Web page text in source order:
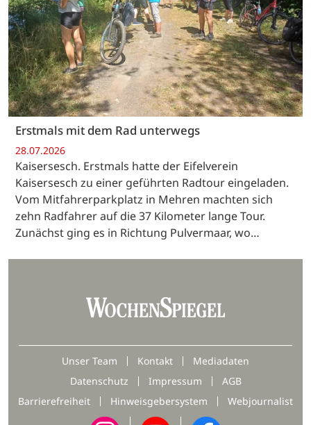
Erstmals mit dem Rad unterwegs
28.07.2026
Kaisersesch. Erstmals hatte der Eifelverein
Kaisersesch zu einer geführten Radtour eingeladen.
Vom Mitfahrerparkplatz in Mehren machten sich
zehn Radfahrer auf die 37 Kilometer lange Tour.
Zunächst ging es in Richtung Pulvermaar, wo…
Unser Team Kontakt
Mediadaten
Datenschutz
Impressum
AGB
Barrierefreiheit
Hinweisgebersystem Webjournalist